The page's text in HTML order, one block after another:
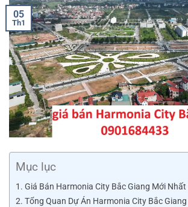
05
Th1
Mục lục
Giá Bán Harmonia City Bắc Giang Mới
Tổng Quan Dự Án Harmonia City Bắc Giang